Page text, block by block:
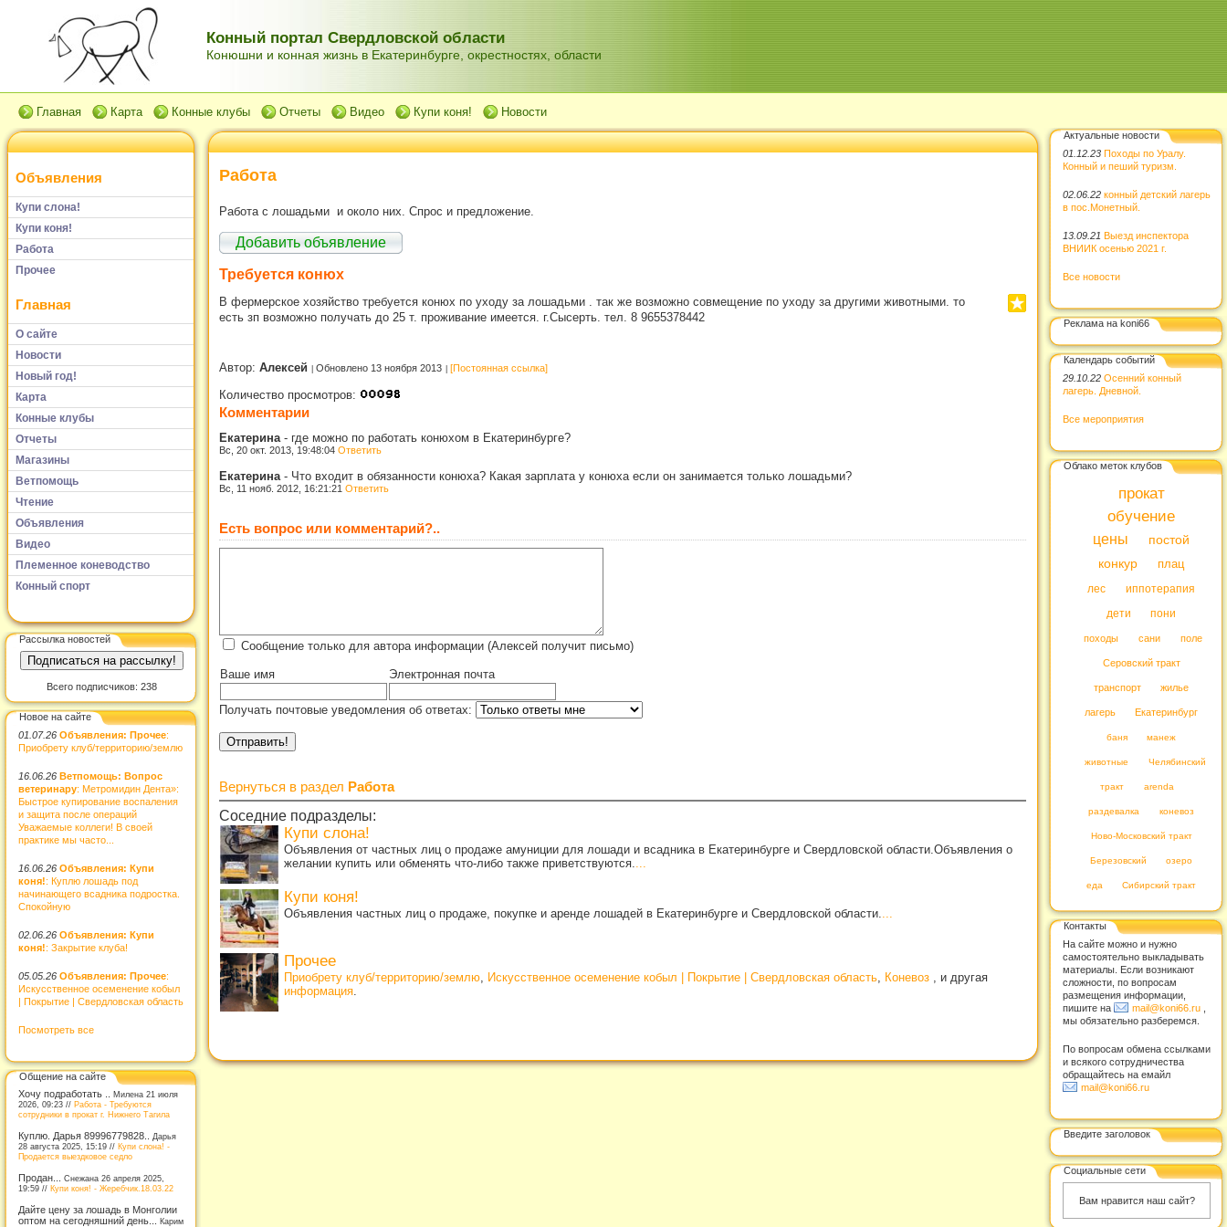
Конный портал Свердловской области
Конюшни и конная жизнь в Екатеринбурге, окрестностях, области
Главная Карта Конные клубы Отчеты Видео Купи коня! Новости
Объявления
Купи слона!
Купи коня!
Работа
Прочее
Главная
О сайте
Новости
Новый год!
Карта
Конные клубы
Отчеты
Магазины
Ветпомощь
Чтение
Объявления
Видео
Племенное коневодство
Конный спорт
Рассылка новостей
Всего подписчиков: 238
Новое на сайте
01.07.26 Объявления: Прочее:
Приобрету клуб/территорию/землю
16.06.26 Ветпомощь: Вопрос
ветеринару: Метромидин Дента»:
Быстрое купирование воспаления
и защита после операций
Уважаемые коллеги! В своей
практике мы часто...
16.06.26 Объявления: Купи
коня!: Куплю лошадь под
начинающего всадника подростка.
Спокойную
02.06.26 Объявления: Купи
коня!: Закрытие клуба!
05.05.26 Объявления: Прочее:
Искусственное осеменение кобыл
| Покрытие | Свердловская область
Посмотреть все
Общение на сайте
Хочу подработать .. Милена 21 июля
2026, 09:23 // Работа - Требуются
сотрудники в прокат г. Нижнего Тагила
Куплю. Дарья 89996779828..
Дарья
28 августа 2025, 15:19 // Купи слона! -
Продается выездковое седло
Продан... Снежана 26 апреля 2025,
19:59 // Купи коня! - Жеребчик.18.03.22
Дайте цену за лошадь в Монголии
оптом на сегодняшний день... Карим
Работа
Работа с лошадьми и около них. Спрос и предложение.
Добавить объявление
Требуется конюх
В фермерское хозяйство требуется конюх по уходу за лошадьми . так же возможно совмещение по уходу за другими животными. то
есть зп возможно получать до 25 т. проживание имеется. г.Сысерть. тел. 8 9655378442
Автор: Алексей Обновлено 13 ноября 2013 [Постоянная ссылка]
Количество просмотров:
Комментарии
Екатерина - где можно по работать конюхом в Екатеринбурге?
Вс, 20 окт. 2013, 19:48:04 Ответить
Екатерина - Что входит в обязанности конюха? Какая зарплата у конюха если он занимается только лошадьми?
Вс, 11 нояб. 2012, 16:21:21 Ответить
Есть вопрос или комментарий?..
Сообщение только для автора информации (Алексей получит письмо)
Ваше имя Электронная почта
Получать почтовые уведомления об ответах:
Вернуться в раздел Работа
Соседние подразделы:
Купи слона!
Объявления от частных лиц о продаже амуниции для лошади и всадника в Екатеринбурге и Свердловской области.Объявления о
желании купить или обменять что-либо также приветствуются.
Купи коня!
Объявления частных лиц о продаже, покупке и аренде лошадей в Екатеринбурге и Свердловской области.
Прочее
Приобрету клуб/территорию/землю Искусственное осеменение кобыл | Покрытие | Свердловская область Коневоз
, и другая
информация
Актуальные новости
01.12.23 Походы по Уралу.
Конный и пеший туризм.
02.06.22 конный детский лагерь
в пос.Монетный.
13.09.21 Выезд инспектора
ВНИИК осенью 2021 г.
Все новости
Реклама на koni66
Календарь событий
29.10.22 Осенний конный
лагерь. Дневной.
Все мероприятия
Облако меток клубов
прокат
обучение
цены
постой
конкур
плац
лес
иппотерапия
дети
пони
походы сани поле
Серовский тракт
транспорт жилье
лагерь Екатеринбург
баня манеж
животные Челябинский
тракт arenda
раздевалка коневоз
Ново-Московский тракт
Березовский озеро
еда Сибирский тракт
Контакты
На сайте можно и нужно
самостоятельно выкладывать
материалы. Если возникают
сложности, по вопросам
размещения информации,
пишите на
mail@koni66.ru
мы обязательно разберемся.
По вопросам обмена ссылками
и всякого сотрудничества
обращайтесь на емайл
mail@koni66.ru
Введите заголовок
Социальные сети
Вам нравится наш сайт?